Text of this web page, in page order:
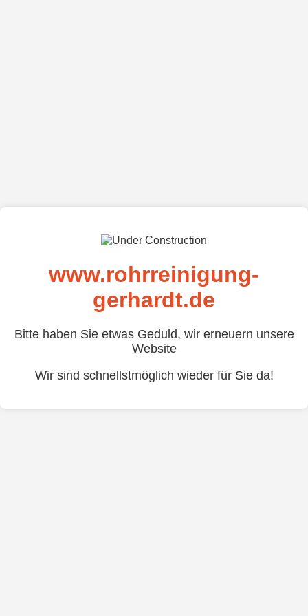
www.rohrreinigung-
gerhardt.de
Bitte haben Sie etwas Geduld, wir erneuern unsere
Website
Wir sind schnellstmöglich wieder für Sie da!